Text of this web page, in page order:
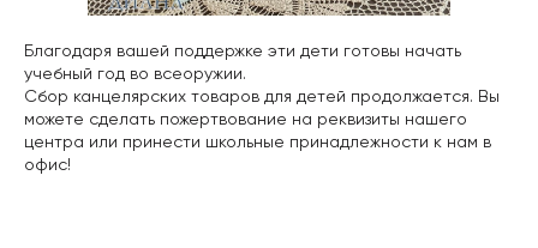
Благодаря вашей поддержке эти дети готовы начать
учебный год во всеоружии.
Сбор канцелярских товаров для детей продолжается. Вы
можете сделать пожертвование на реквизиты нашего
центра или принести школьные принадлежности к нам в
офис!